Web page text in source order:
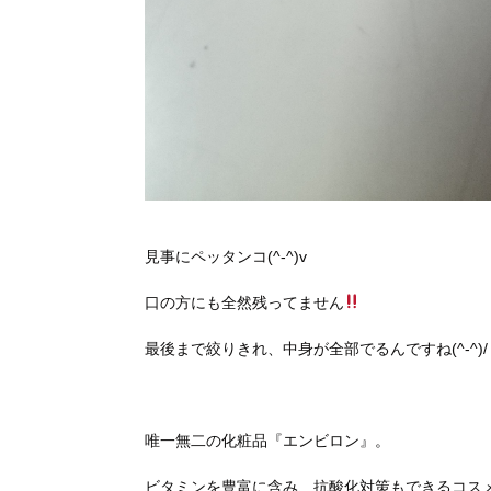
見事にペッタンコ(^-^)v
口の方にも全然残ってません
最後まで絞りきれ、中身が全部でるんですね(^-^)/
唯一無二の化粧品『エンビロン』。
ビタミンを豊富に含み、抗酸化対策もできるコス